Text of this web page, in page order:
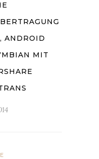
ANDROID
MIT